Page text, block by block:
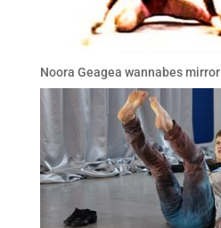
Noora Geagea wannabes mirror